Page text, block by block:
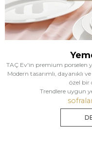
TAÇ Ev'in premium porselen
Modern tasarımlı, dayanıklı
özel bir
Trendlere uygun